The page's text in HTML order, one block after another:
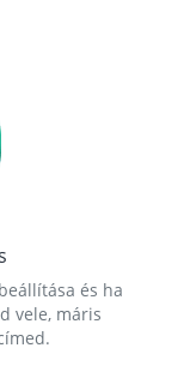
és ha
vele, máris